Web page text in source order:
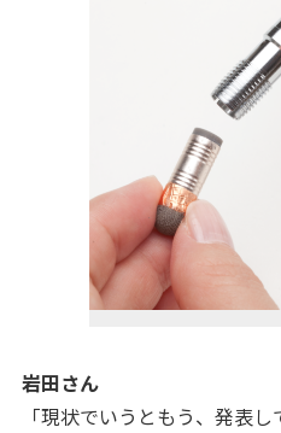
岩田さん
「現状でいうともう、発表